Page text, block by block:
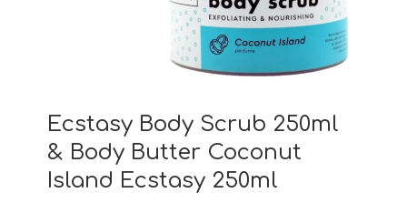
Ecstasy Body Scrub 250ml
& Body Butter Coconut
Island Ecstasy 250ml